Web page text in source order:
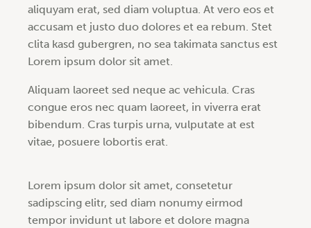
aliquyam erat, sed diam voluptua. At vero eos et
accusam et justo duo dolores et ea rebum. Stet
clita kasd gubergren, no sea takimata sanctus est
Lorem ipsum dolor sit amet.
Aliquam laoreet sed neque ac vehicula. Cras
congue eros nec quam laoreet, in viverra erat
bibendum. Cras turpis urna, vulputate at est
vitae, posuere lobortis erat.
Lorem ipsum dolor sit amet, consetetur
sadipscing elitr, sed diam nonumy eirmod
tempor invidunt ut labore et dolore magna